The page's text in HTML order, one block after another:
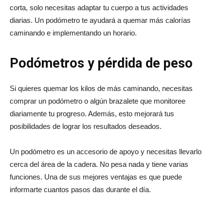
corta, solo necesitas adaptar tu cuerpo a tus actividades
diarias. Un podómetro te ayudará a quemar más calorías
caminando e implementando un horario.
Podómetros y pérdida de peso
Si quieres quemar los kilos de más caminando, necesitas
comprar un podómetro o algún brazalete que monitoree
diariamente tu progreso. Además, esto mejorará tus
posibilidades de lograr los resultados deseados.
Un podómetro es un accesorio de apoyo y necesitas llevarlo
cerca del área de la cadera. No pesa nada y tiene varias
funciones. Una de sus mejores ventajas es que puede
informarte cuantos pasos das durante el día.